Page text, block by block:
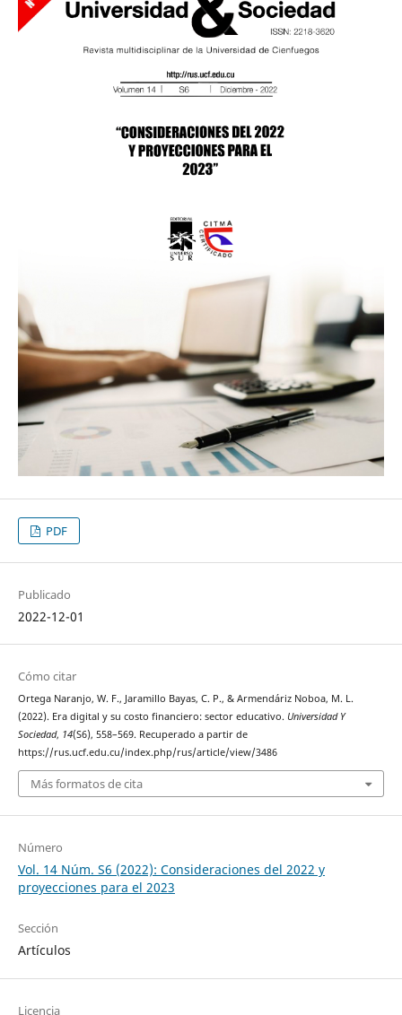
PDF
Publicado
2022-12-01
Cómo citar
Ortega Naranjo, W. F., Jaramillo Bayas, C. P., & Armendáriz Noboa, M. L.
(2022). Era digital y su costo financiero: sector educativo. Universidad Y
Sociedad, 14(S6), 558–569. Recuperado a partir de
https://rus.ucf.edu.cu/index.php/rus/article/view/3486
Más formatos de cita
Número
Vol. 14 Núm. S6 (2022): Consideraciones del 2022 y
proyecciones para el 2023
Sección
Artículos
Licencia